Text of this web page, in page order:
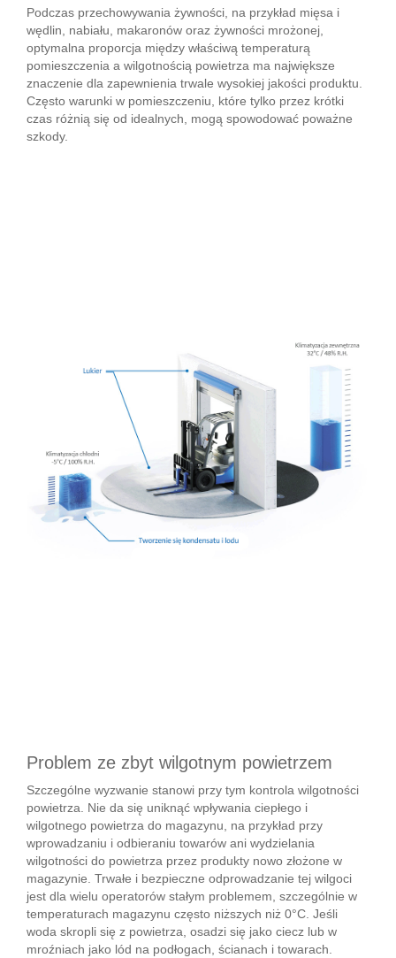
Podczas przechowywania żywności, na przykład mięsa i
wędlin, nabiału, makaronów oraz żywności mrożonej,
optymalna proporcja między właściwą temperaturą
pomieszczenia a wilgotnością powietrza ma największe
znaczenie dla zapewnienia trwale wysokiej jakości produktu.
Często warunki w pomieszczeniu, które tylko przez krótki
czas różnią się od idealnych, mogą spowodować poważne
szkody.
Problem ze zbyt wilgotnym powietrzem
Szczególne wyzwanie stanowi przy tym kontrola wilgotności
powietrza. Nie da się uniknąć wpływania ciepłego i
wilgotnego powietrza do magazynu, na przykład przy
wprowadzaniu i odbieraniu towarów ani wydzielania
wilgotności do powietrza przez produkty nowo złożone w
magazynie. Trwałe i bezpieczne odprowadzanie tej wilgoci
jest dla wielu operatorów stałym problemem, szczególnie w
temperaturach magazynu często niższych niż 0°C. Jeśli
woda skropli się z powietrza, osadzi się jako ciecz lub w
mroźniach jako lód na podłogach, ścianach i towarach.